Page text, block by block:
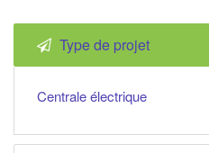
Type de projet
Centrale électrique